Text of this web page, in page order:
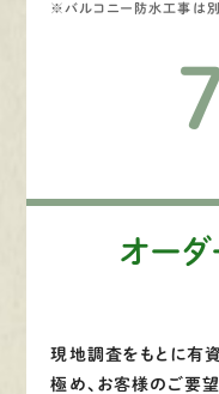
※バルコニー防水工事は別
オーダ
現地調査をもとに有
極め、お客様のご要